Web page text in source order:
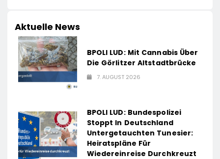
Aktuelle News
BPOLI LUD: Mit Cannabis Über
Die Görlitzer Altstadtbrücke
7. AUGUST 2026
BPOLI LUD: Bundespolizei
Stoppt In Deutschland
Untergetauchten Tunesier:
Heiratspläne Für
Wiedereinreise Durchkreuzt